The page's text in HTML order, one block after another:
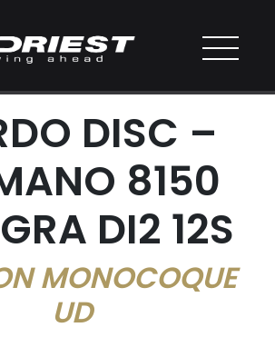
DISC –
8150
DI2 12S
MONOCOQUE
UD